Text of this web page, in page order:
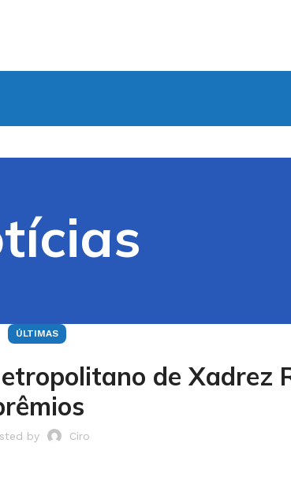
ÚLTIMAS
de Xadrez
by Ciro